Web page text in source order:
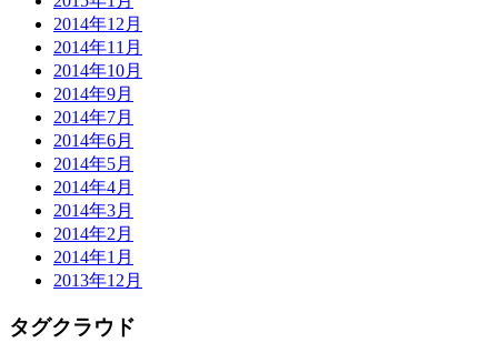
2014年12月
2014年11月
2014年10月
2014年9月
2014年7月
2014年6月
2014年5月
2014年4月
2014年3月
2014年2月
2014年1月
2013年12月
タグクラウド